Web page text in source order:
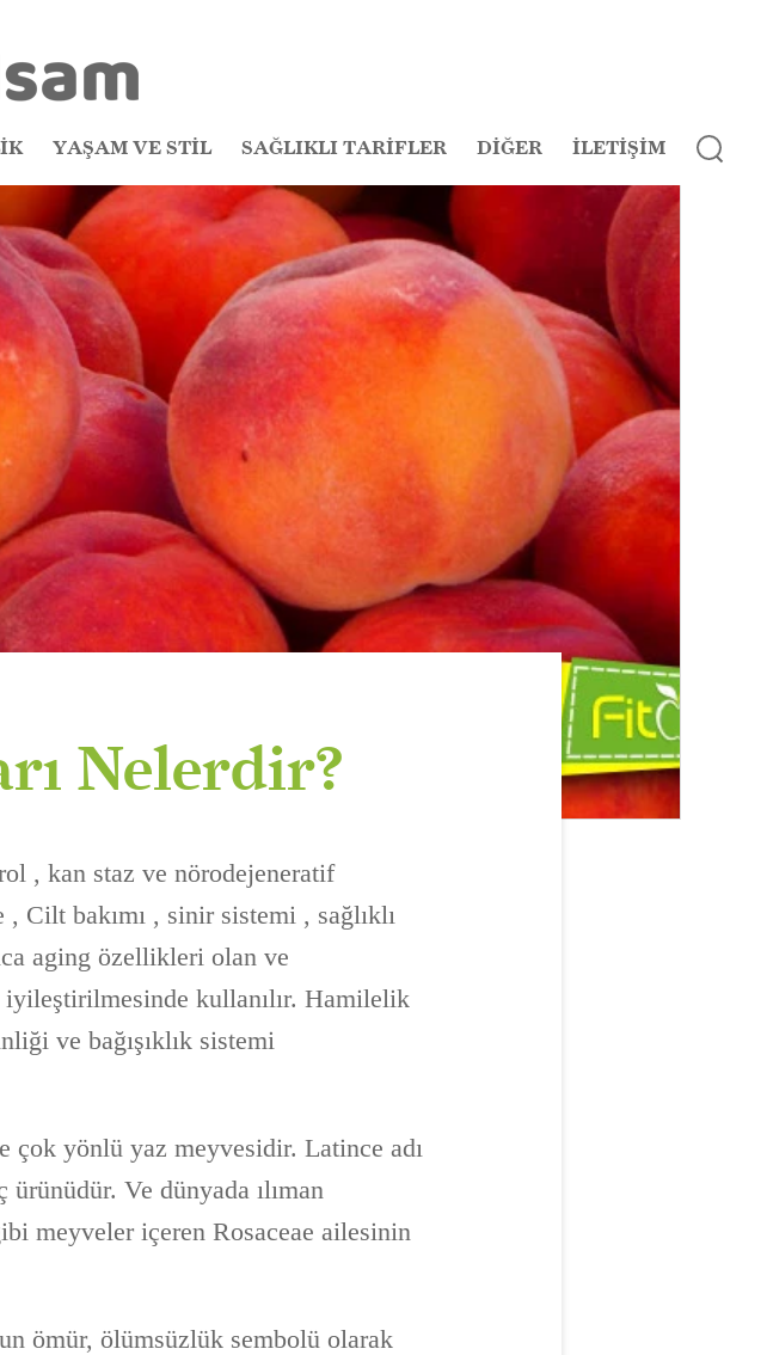
YAŞAM VE STİL SAĞLIKLI TARİFLER DİĞER İLETİŞİM
Nelerdir?
, kan staz ve nörodejeneratif
, Cilt bakımı , sinir sistemi , sağlıklı
aging özellikleri olan ve
kullanılır. Hamilelik
ve bağışıklık sistemi
çok yönlü yaz meyvesidir. Latince adı
Ve dünyada ılıman
meyveler içeren Rosaceae ailesinin
ömür, ölümsüzlük sembolü olarak